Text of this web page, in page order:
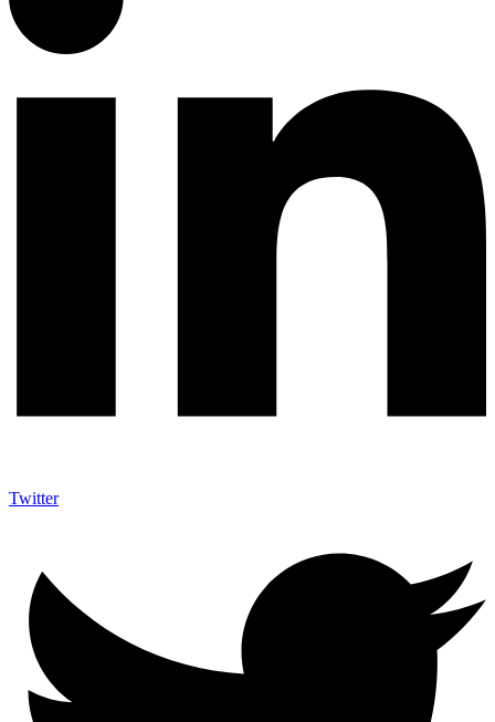
Twitter